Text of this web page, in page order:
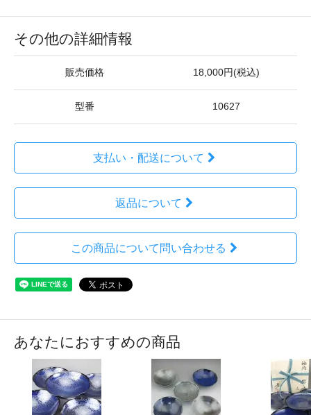
その他の詳細情報
販売価格 18,000円(税込)
型番 10627
支払い・配送について
返品について
この商品について問い合わせる
あなたにおすすめの商品